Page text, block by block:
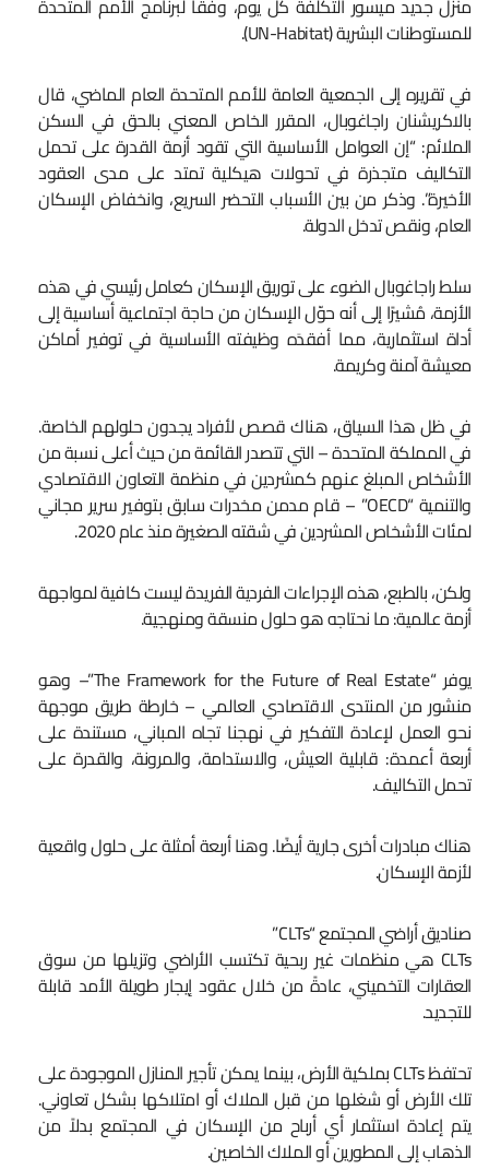
منزل جديد ميسور التكلفة كل يوم، وفقًا لبرنامج الأمم المتحدة
للمستوطنات البشرية (UN-Habitat).
في تقريره إلى الجمعية العامة للأمم المتحدة العام الماضي، قال
بالاكريشنان راجاغوبال، المقرر الخاص المعني بالحق في السكن
الملائم: “إن العوامل الأساسية التي تقود أزمة القدرة على تحمل
التكاليف متجذرة في تحولات هيكلية تمتد على مدى العقود
الأخيرة”. وذكر من بين الأسباب التحضر السريع، وانخفاض الإسكان
العام، ونقص تدخل الدولة.
سلط راجاغوبال الضوء على توريق الإسكان كعامل رئيسي في هذه
الأزمة، مُشيرًا إلى أنه حوّل الإسكان من حاجة اجتماعية أساسية إلى
أداة استثمارية، مما أفقدَه وظيفته الأساسية في توفير أماكن
معيشة آمنة وكريمة.
في ظل هذا السياق، هناك قصص لأفراد يجدون حلولهم الخاصة.
في المملكة المتحدة – التي تتصدر القائمة من حيث أعلى نسبة من
الأشخاص المبلغ عنهم كمشردين في منظمة التعاون الاقتصادي
والتنمية “OECD” – قام مدمن مخدرات سابق بتوفير سرير مجاني
لمئات الأشخاص المشردين في شقته الصغيرة منذ عام 2020.
ولكن، بالطبع، هذه الإجراءات الفردية الفريدة ليست كافية لمواجهة
أزمة عالمية: ما نحتاجه هو حلول منسقة ومنهجية.
يوفر “The Framework for the Future of Real Estate”– وهو
منشور من المنتدى الاقتصادي العالمي – خارطة طريق موجهة
نحو العمل لإعادة التفكير في نهجنا تجاه المباني، مستندة على
أربعة أعمدة: قابلية العيش، والاستدامة، والمرونة، والقدرة على
تحمل التكاليف.
هناك مبادرات أخرى جارية أيضًا. وهنا أربعة أمثلة على حلول واقعية
لأزمة الإسكان.
صناديق أراضي المجتمع “CLTs”
CLTs هي منظمات غير ربحية تكتسب الأراضي وتزيلها من سوق
العقارات التخميني، عادةً من خلال عقود إيجار طويلة الأمد قابلة
للتجديد.
تحتفظ CLTs بملكية الأرض، بينما يمكن تأجير المنازل الموجودة على
تلك الأرض أو شغلها من قبل الملاك أو امتلاكها بشكل تعاوني.
يتم إعادة استثمار أي أرباح من الإسكان في المجتمع بدلاً من
الذهاب إلى المطورين أو الملاك الخاصين.